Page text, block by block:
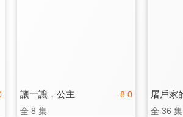
8.0
讓一讓，公主
全 8 集 全 36 集